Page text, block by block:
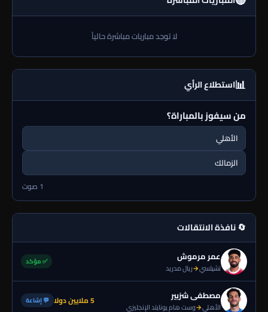
لا توجد مباريات مباشرة حالياً
📊استطلاع الرأي
من سيفوز بالمباراة؟
الأهلي
الزمالك
1 صوت
🔄 نافذة الانتقالات
عمر مرموش
تشيلسي→ريال مدريد
✅ مؤكد
مصطفى شزبير
الأهلي→وست هام يونايتد الإنجليزي 5 ملايين دولا 💬 إشاعة